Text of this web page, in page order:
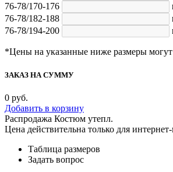
76-78/170-176
76-78/182-188
76-78/194-200
*Цены на указанные ниже размеры могут
ЗАКАЗ НА СУММУ
0 руб.
Добавить в корзину
Распродажа Костюм утепл.
Цена действительна только для
Таблица размеров
Задать вопрос